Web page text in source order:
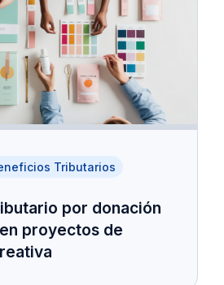
Tributarios
por donación
proyectos de